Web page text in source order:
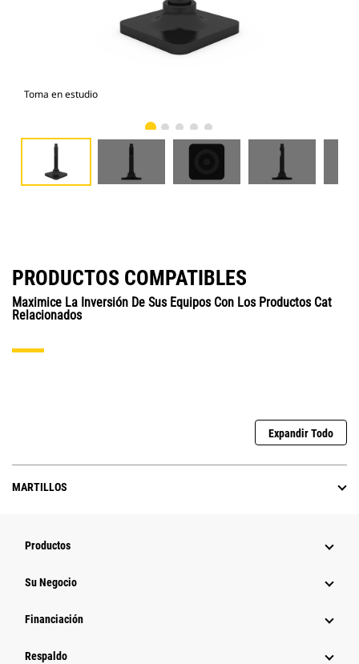
Toma en estudio
PRODUCTOS COMPATIBLES
Maximice La Inversión De Sus Equipos Con Los Productos Cat
Relacionados
Expandir Todo
MARTILLOS
Productos
Su Negocio
Financiación
Respaldo